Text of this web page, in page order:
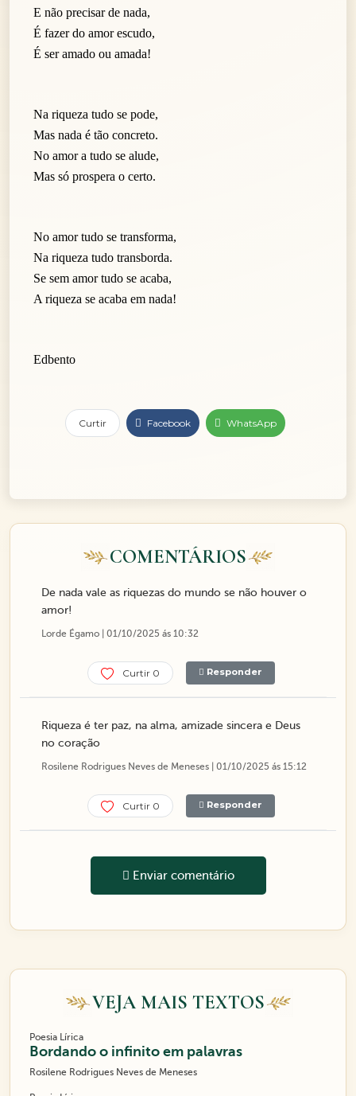
E não precisar de nada,
É fazer do amor escudo,
É ser amado ou amada!
Na riqueza tudo se pode,
Mas nada é tão concreto.
No amor a tudo se alude,
Mas só prospera o certo.
No amor tudo se transforma,
Na riqueza tudo transborda.
Se sem amor tudo se acaba,
A riqueza se acaba em nada!
Edbento
Curtir Facebook WhatsApp
COMENTÁRIOS
De nada vale as riquezas do mundo se não houver o
amor!
Lorde Égamo | 01/10/2025 ás 10:32
Curtir 0 Responder
Riqueza é ter paz, na alma, amizade sincera e Deus
no coração
Rosilene Rodrigues Neves de Meneses | 01/10/2025 ás 15:12
Curtir 0 Responder
Enviar comentário
VEJA MAIS TEXTOS
Poesia Lírica
Bordando o infinito em palavras
Rosilene Rodrigues Neves de Meneses